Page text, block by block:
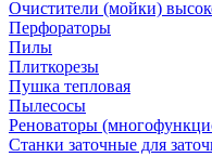
Очистители (мойки)
Перфораторы
Пилы
Плиткорезы
Пушка тепловая
Пылесосы
Реноваторы
Станки заточные для